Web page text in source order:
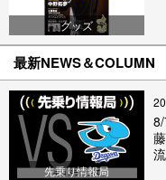
グッズ
最新NEWS＆COLUMN
先乗り情報局